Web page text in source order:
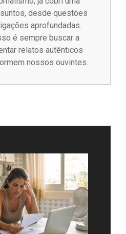
desde questões
aprofundadas.
é sempre buscar a
relatos autênticos
nossos ouvintes.